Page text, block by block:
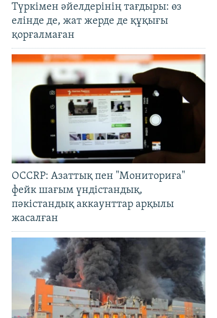
Түркімен әйелдерінің тағдыры: өз
елінде де, жат жерде де құқығы
қорғалмаған
OCCRP: Азаттық пен "Мониториға"
фейк шағым үндістандық,
пәкістандық аккаунттар арқылы
жасалған